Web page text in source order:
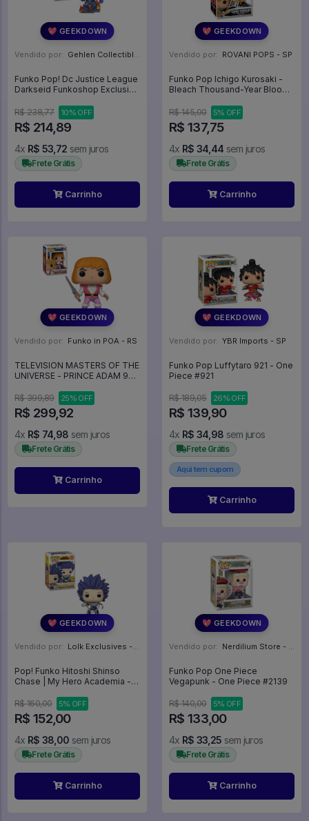
💖 GEEKDOWN
Vendido por: Gehlen Collectibles - RS
Funko Pop! Dc Justice League
Darkseid Funkoshop Exclusive
#388
R$ 238,77 10% OFF
R$ 214,89
4x R$ 53,72 sem juros
Frete Grátis
Carrinho
💖 GEEKDOWN
Vendido por: ROVANI POPS - SP
Funko Pop Ichigo Kurosaki -
Bleach Thousand-Year Blood
R$ 145,00
5% OFF
R$ 137,75
4x R$ 34,44 sem juros
Frete Grátis
Carrinho
💖 GEEKDOWN
Vendido por: Funko in POA - RS
TELEVISION MASTERS OF THE
UNIVERSE - PRINCE ADAM 992
R$ 399,89
25% OFF
R$ 299,92
4x R$ 74,98 sem juros
Frete Grátis
Carrinho
💖 GEEKDOWN
Vendido por: YBR Imports - SP
Funko Pop Luffytaro 921 - One
Piece #921
R$ 189,05 26% OFF
R$ 139,90
4x R$ 34,98 sem juros
Frete Grátis
Aqui tem cupom
Carrinho
💖 GEEKDOWN
Vendido por: Lolk Exclusives - SP
Pop! Funko Hitoshi Shinso
Chase | My Hero Academia -
R$ 160,00
5% OFF
R$ 152,00
4x R$ 38,00 sem juros
Frete Grátis
Carrinho
💖 GEEKDOWN
Vendido por: Nerdilium Store - SP
Funko Pop One Piece
Vegapunk - One Piece #2139
R$ 140,00 5% OFF
R$ 133,00
4x R$ 33,25 sem juros
Frete Grátis
Carrinho